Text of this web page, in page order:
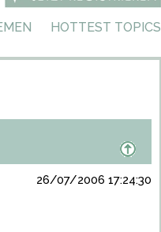
HOTTEST TOPICS
26/07/2006 17:24:30